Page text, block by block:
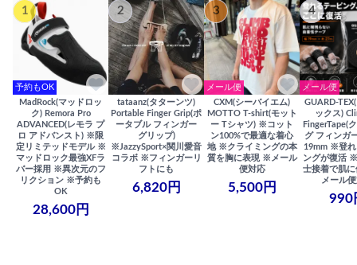
1
予約もOK
MadRock(マッドロッ
ク) Remora Pro
ADVANCED(レモラ プ
ロ アドバンスト) ※限
定リミテッドモデル ※
マッドロック最強XFラ
バー採用 ※異次元のフ
リクション ※予約も
OK
28,600円
2
tataanz(タターンツ)
Portable Finger Grip(ポ
ータブル フィンガー
グリップ)
※JazzySport×関川愛音
コラボ ※フィンガーリ
フトにも
6,820円
3
メール便
CXM(シーバイエム)
MOTTO T-shirt(モット
ー Tシャツ) ※コット
ン100%で最適な着心
地 ※クライミングの本
質を胸に表現 ※メール
便対応
5,500円
4
メール便
GUARD-
ックス)
FingerTape(
グ フィンガ
19mm ※登れ
ングが復活
士接着で肌
メール
990